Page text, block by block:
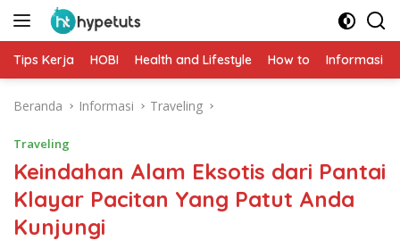
Langsung
Tips Kerja HOBI Health and Lifestyle How to Informasi
Beranda Informasi Traveling
Traveling
Keindahan Alam Eksotis dari Pantai
Klayar Pacitan Yang Patut Anda
Kunjungi